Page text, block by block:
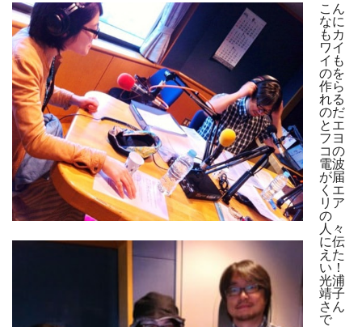
こん
なに
もカ
ワイ
イも
のを
作ら
れる
のだ
とエ
フヨ
コの
電波
が届
くエ
リア
の
人々
に伝
えた
い！
光浦
靖子
さん
で